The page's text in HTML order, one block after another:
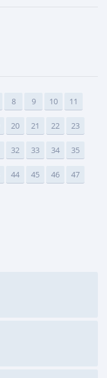
8 9 10 11
20 21 22 23
32 33 34 35
44 45 46 47